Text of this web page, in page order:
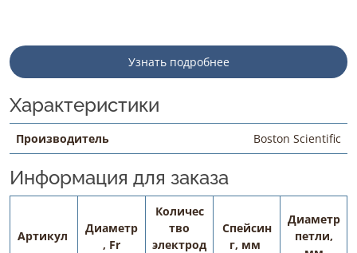
Узнать подробнее
Характеристики
Производитель Boston Scientific
Информация для заказа
Артикул
Диаметр
, Fr
Количес
тво
электрод
Спейсин
г, мм
Диаметр
петли,